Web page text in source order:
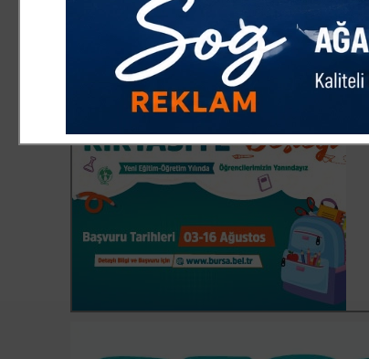
Erken tanının önemine dikkat çeken Dr.
terlemesi, kilo kaybı ya da şüpheli
başvurması büyük önem taşımaktadır" ifadelerini